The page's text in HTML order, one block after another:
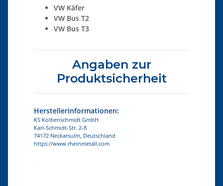
VW Käfer
VW Bus T2
VW Bus T3
Angaben zur
Produktsicherheit
Herstellerinformationen:
KS Kolbenschmidt GmbH
Karl-Schmidt-Str. 2-8
74172 Neckarsulm, Deutschland
https://www.rheinmetall.com